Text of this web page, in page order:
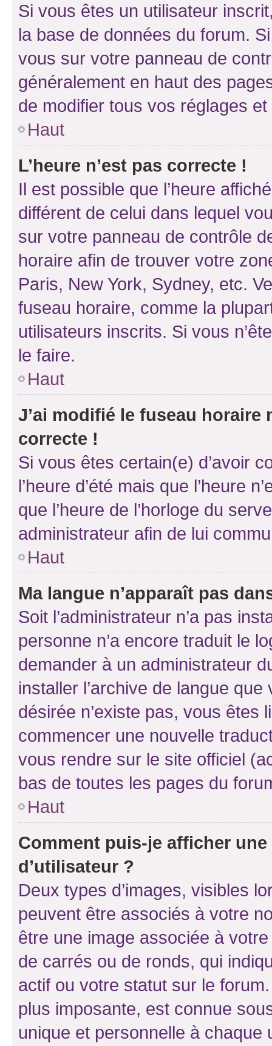
Si vous êtes un utilisateur
la base de données du forum.
vous sur votre panneau de
généralement en haut des
de modifier tous vos réglages
Haut
L’heure n’est pas correcte !
Il est possible que l’heure
différent de celui dans lequel
sur votre panneau de contrôle
horaire afin de trouver votre
Paris, New York, Sydney, etc.
fuseau horaire, comme la
utilisateurs inscrits. Si vous
le faire.
Haut
J’ai modifié le fuseau horaire
correcte !
Si vous êtes certain(e) d’avoir
l’heure d’été mais que l’heure
que l’heure de l’horloge du
administrateur afin de lui
Haut
Ma langue n’apparaît pas
Soit l’administrateur n’a pas
personne n’a encore traduit le
demander à un administrateur
installer l’archive de langue
désirée n’existe pas, vous êtes
commencer une nouvelle
vous rendre sur le site officiel
bas de toutes les pages du
Haut
Comment puis-je afficher
d’utilisateur ?
Deux types d’images, visibles
peuvent être associés à votre
être une image associée à
de carrés ou de ronds, qui
actif ou votre statut sur le
plus imposante, est connue
unique et personnelle à chaque